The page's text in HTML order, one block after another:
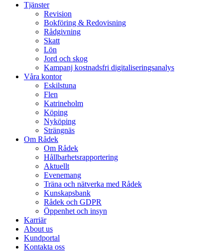
Tjänster
Revision
Bokföring & Redovisning
Rådgivning
Skatt
Lön
Jord och skog
Kampanj kostnadsfri digitaliseringsanalys
Våra kontor
Eskilstuna
Flen
Katrineholm
Köping
Nyköping
Strängnäs
Om Rådek
Om Rådek
Hållbarhetsrapportering
Aktuellt
Evenemang
Träna och nätverka med Rådek
Kunskapsbank
Rådek och GDPR
Öppenhet och insyn
Karriär
About us
Kundportal
Kontakta oss